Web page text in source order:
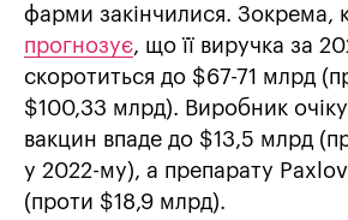
фарми закінчилися. Зокрема,
прогнозує, що її виручка за
скоротиться до $67-71 млрд
$100,33 млрд). Виробник
вакцин впаде до $13,5 млрд
у 2022-му), а препарату
(проти $18,9 млрд).